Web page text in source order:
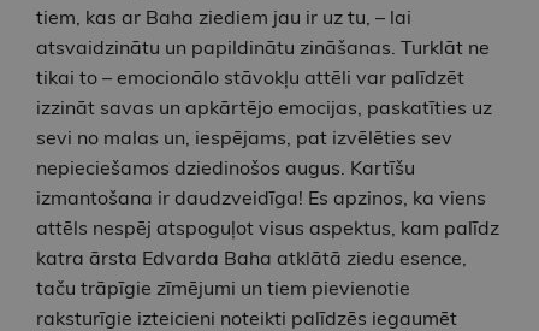
tiem, kas ar Baha ziediem jau ir uz tu, – lai
atsvaidzinātu un papildinātu zināšanas. Turklāt ne
tikai to – emocionālo stāvokļu attēli var palīdzēt
izzināt savas un apkārtējo emocijas, paskatīties uz
sevi no malas un, iespējams, pat izvēlēties sev
nepieciešamos dziedinošos augus. Kartīšu
izmantošana ir daudzveidīga! Es apzinos, ka viens
attēls nespēj atspoguļot visus aspektus, kam palīdz
katra ārsta Edvarda Baha atklātā ziedu esence,
taču trāpīgie zīmējumi un tiem pievienotie
raksturīgie izteicieni noteikti palīdzēs iegaumēt